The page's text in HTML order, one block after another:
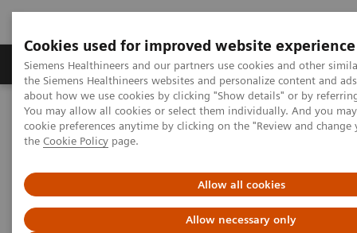
Cookies used for improved website experience
Siemens Healthineers and our partners use cookies and other
the Siemens Healthineers websites and personalize content and
about how we use cookies by clicking "Show details" or by
You may allow all cookies or select them individually. And you
cookie preferences anytime by clicking on the "Review and
the Cookie Policy page.
Allow all cookies
Allow necessary only
製品＆サービス サポート情報 Insights
ホーム Insights Insights: 医療トレンド
Insights Center: 医療トレンド